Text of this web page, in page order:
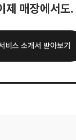
제 매장에서도.
비스 소개서 받아보기